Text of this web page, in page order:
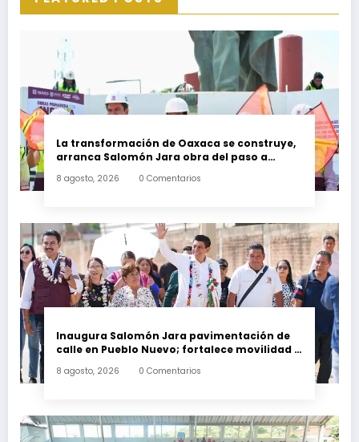
La transformación de Oaxaca se construye,
arranca Salomón Jara obra del paso a
kilómetro 184 + 300
8 agosto, 2026 0 Comentarios
Inaugura Salomón Jara pavimentación de
calle en Pueblo Nuevo; fortalece movilidad y
8 agosto, 2026 0 Comentarios